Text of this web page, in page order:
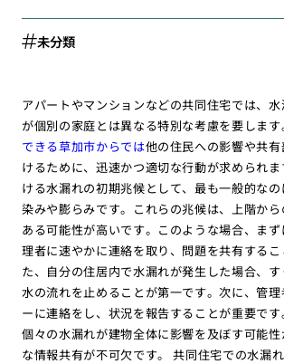
未分類
アパートやマンションなどの共同住宅では、
が個別の家庭とは異なる特別な考慮を要します
できる草加市からでは他の住民への影響や共
けるために、迅速かつ適切な行動が求められ
ける水漏れの初期兆候として、最も一般的な
染みや膨らみです。これらの兆候は、上階か
ある可能性が高いです。このような場合、ま
理者に速やかに連絡を取り、問題を共有する
た、自分の住居内で水漏れが発生した場合、
水の流れを止めることが第一です。次に、管
ーに連絡をし、状況を報告することが重要です
個々の水漏れが建物全体に影響を及ぼす可能
な情報共有が不可欠です。 共同住宅での水漏